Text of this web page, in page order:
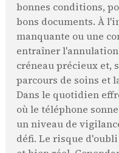
bonnes conditions,
bons documents. À
manquante ou une
entraîner
créneau précieux et,
parcours de soins et
Dans le quotidien
où le téléphone
un niveau de
défi. Le risque